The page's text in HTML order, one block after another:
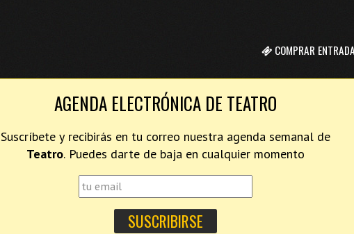
COMPRAR
AGENDA ELECTRÓNICA DE TEATRO
Suscríbete y recibirás en tu correo nuestra agenda semanal de
Teatro. Puedes darte de baja en cualquier momento